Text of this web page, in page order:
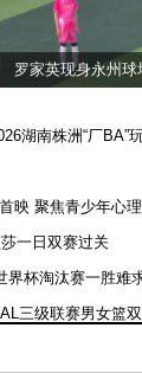
罗家英现身永州球
湖南株洲“厂BA”
映 聚焦青少年心
一日双赛过关
界杯淘汰赛一胜难
三级联赛男女篮